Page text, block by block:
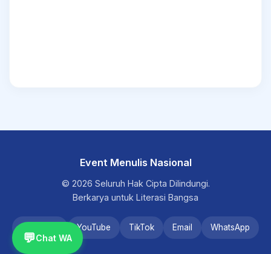
Event Menulis Nasional
© 2026 Seluruh Hak Cipta Dilindungi.
Berkarya untuk Literasi Bangsa
YouTube TikTok Email WhatsApp
💬Chat WA